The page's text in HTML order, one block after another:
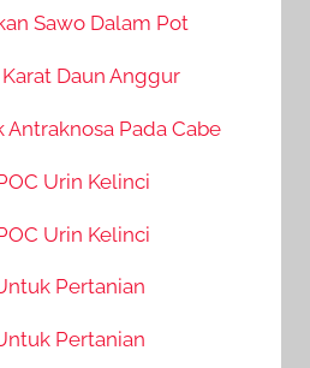
Sawo Dalam Pot
Daun Anggur
Pada Cabe
Urin Kelinci
Urin Kelinci
Pertanian
Pertanian